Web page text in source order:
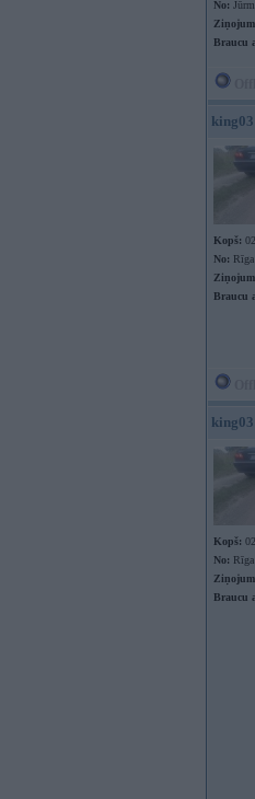
No:
Braucu
king03
Kopš:
No: Rīga
Braucu
king03
Kopš:
No: Rīga
Braucu